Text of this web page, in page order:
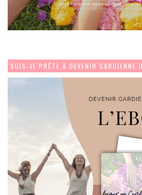
SUIS-JE PRÊTE À DEVENIR GARDIENNE